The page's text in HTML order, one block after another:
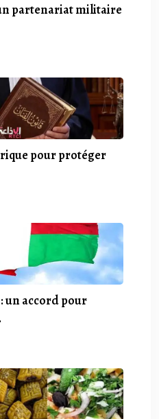
partenariat militaire
pour protéger
un accord pour